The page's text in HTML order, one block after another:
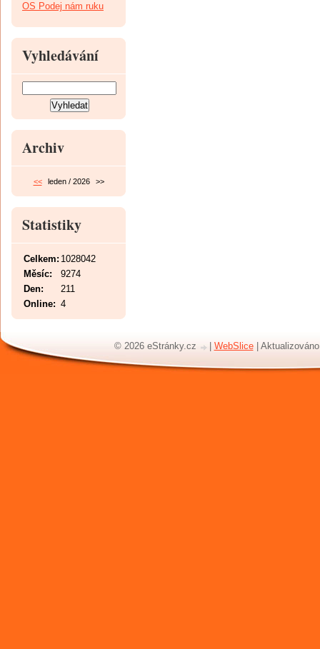
OS Podej nám ruku
Vyhledávání
Archiv
<< leden / 2026 >>
Statistiky
Online: 4
Celkem: 1028042
Měsíc:
9274
Den:
211
© 2026 eStránky.cz WebSlice